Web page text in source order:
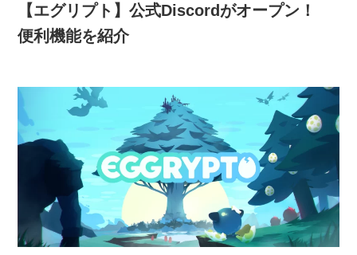
【エグリプト】公式Discordがオープン！
便利機能を紹介